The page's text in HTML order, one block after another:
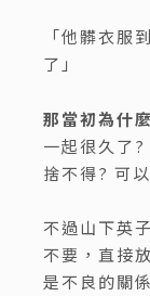
「他髒衣服
了」
那當初為什
一起很久了
捨不得? 可
不過山下英
不要，直接
是不良的關